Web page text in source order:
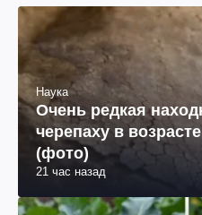
Наука
Очень редкая
черепаху в
(фото)
21 час назад